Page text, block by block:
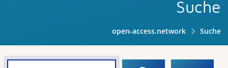
Suche
open-access.network Suche